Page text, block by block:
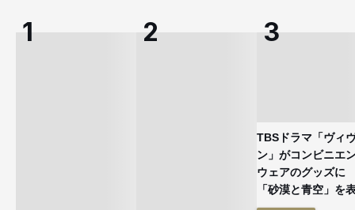
TBSドラマ「ヴィ
ン」がコンビニエ
ウェアのグッズ
「砂漠と青空」を